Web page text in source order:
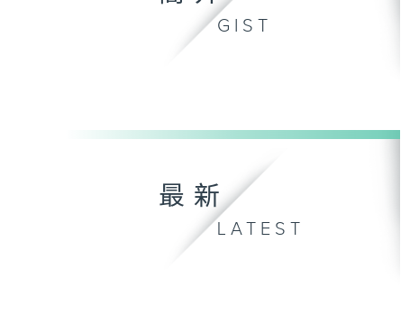
GIST
最新
LATEST